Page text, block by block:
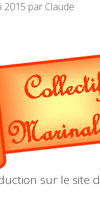
2015 par Claude
sur le site